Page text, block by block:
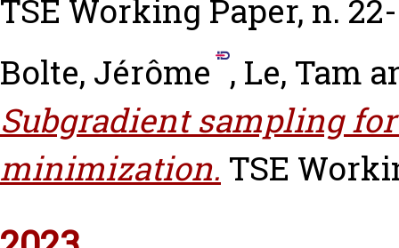
TSE Working Paper, n.
Bolte, Jérôme , Le, Tam
Subgradient sampling
minimization. TSE